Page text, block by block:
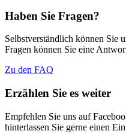
Haben Sie Fragen?
Selbstverständlich können Sie
Fragen können Sie eine
Zu den FAQ
Erzählen Sie es weiter
Empfehlen Sie uns auf
hinterlassen Sie gerne einen